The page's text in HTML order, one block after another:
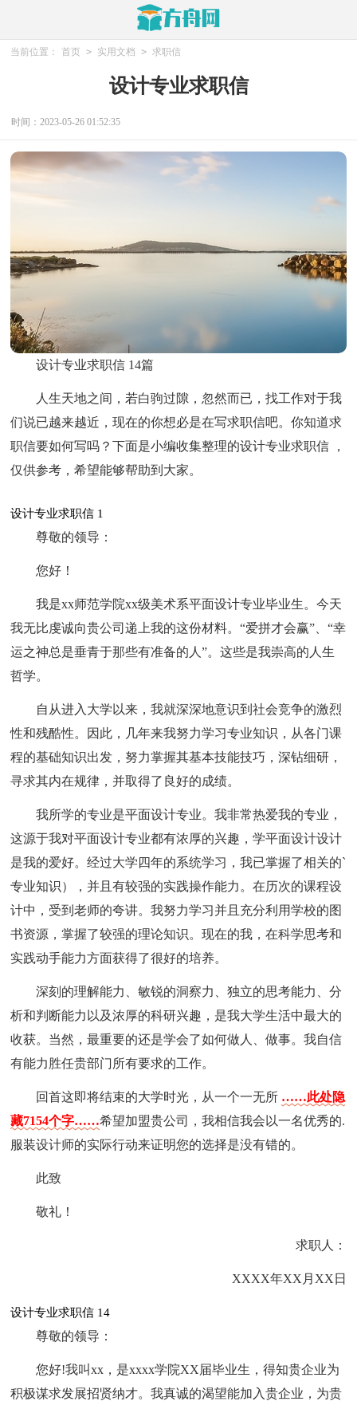
当前位置： 首页 > 实用文档 > 求职信
设计专业求职信
时间：2023-05-26 01:52:35
设计专业求职信 14篇
人生天地之间，若白驹过隙，忽然而已，找工作对于我
们说已越来越近，现在的你想必是在写求职信吧。你知道求
职信要如何写吗？下面是小编收集整理的设计专业求职信 ，
仅供参考，希望能够帮助到大家。
设计专业求职信 1
尊敬的领导：
您好！
我是xx师范学院xx级美术系平面设计专业毕业生。今天
我无比虔诚向贵公司递上我的这份材料。“爱拼才会赢”、“幸
运之神总是垂青于那些有准备的人”。这些是我崇高的人生
哲学。
自从进入大学以来，我就深深地意识到社会竞争的激烈
性和残酷性。因此，几年来我努力学习专业知识，从各门课
程的基础知识出发，努力掌握其基本技能技巧，深钻细研，
寻求其内在规律，并取得了良好的成绩。
我所学的专业是平面设计专业。我非常热爱我的专业，
这源于我对平面设计专业都有浓厚的兴趣，学平面设计设计
是我的爱好。经过大学四年的系统学习，我已掌握了相关的`
专业知识），并且有较强的实践操作能力。在历次的课程设
计中，受到老师的夸讲。我努力学习并且充分利用学校的图
书资源，掌握了较强的理论知识。现在的我，在科学思考和
实践动手能力方面获得了很好的培养。
深刻的理解能力、敏锐的洞察力、独立的思考能力、分
析和判断能力以及浓厚的科研兴趣，是我大学生活中最大的
收获。当然，最重要的还是学会了如何做人、做事。我自信
有能力胜任贵部门所有要求的工作。
回首这即将结束的大学时光，从一个一无所 ……此处隐
藏7154个字……希望加盟贵公司，我相信我会以一名优秀的.
服装设计师的实际行动来证明您的选择是没有错的。
此致
敬礼！
求职人：
XXXX年XX月XX日
设计专业求职信 14
尊敬的领导：
您好!我叫xx，是xxxx学院XX届毕业生，得知贵企业为
积极谋求发展招贤纳才。我真诚的渴望能加入贵企业，为贵